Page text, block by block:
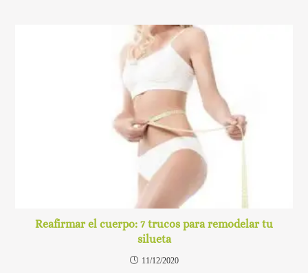
Reafirmar el cuerpo: 7 trucos para remodelar tu
silueta
11/12/2020